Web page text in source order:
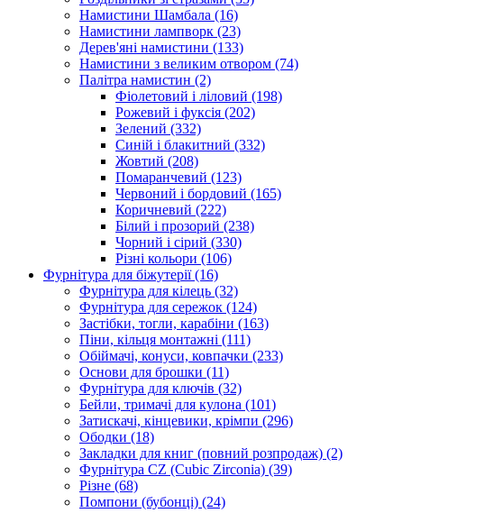
Намистини Шамбала (16)
Намистини лампворк (23)
Дерев'яні намистини (133)
Намистини з великим отвором (74)
Палітра намистин (2)
Фіолетовий і ліловий (198)
Рожевий і фуксія (202)
Зелений (332)
Синій і блакитний (332)
Жовтий (208)
Помаранчевий (123)
Червоний і бордовий (165)
Коричневий (222)
Білий і прозорий (238)
Чорний і сірий (330)
Різні кольори (106)
Фурнітура для біжутерії(16)
Фурнітура для кілець (32)
Фурнітура для сережок (124)
Застібки, тогли, карабіни (163)
Піни, кільця монтажні (111)
Обіймачі, конуси, ковпачки (233)
Основи для брошки (11)
Фурнітура для ключів (32)
Бейли, тримачі для кулона (101)
Затискачі, кінцевики, крімпи (296)
Ободки (18)
Закладки для книг (повний розпродаж) (2)
Фурнітура CZ (Cubic Zirconia) (39)
Різне (68)
Помпони (бубонці) (24)